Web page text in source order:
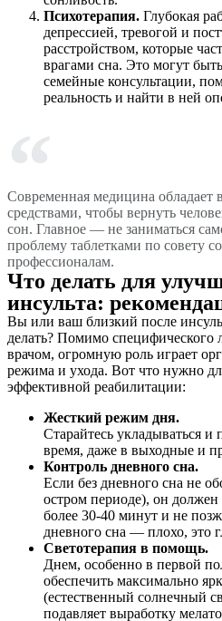
Психотерапия. Глубокая
депрессией, тревогой и
расстройством, которые
врагами сна. Это могут
семейные консультации,
реальность и найти в ней
Современная медицина обладает
средствами, чтобы вернуть
сон. Главное — не заниматься
проблему таблетками по совету
профессионалам.
Что делать для
инсульта:
Вы или ваш близкий после
делать? Помимо специфического
врачом, огромную роль играет
режима и ухода. Вот что нужно
эффективной реабилитации:
Жесткий режим дня.
Старайтесь укладываться
время, даже в выходные и
Контроль дневного сна.
Если без дневного сна не
остром периоде), он должен
более 30-40 минут и не
дневного сна — плохо, это
Светотерапия в помощь.
Днем, особенно в первой
обеспечить максимально
(естественный солнечный
подавляет выработку